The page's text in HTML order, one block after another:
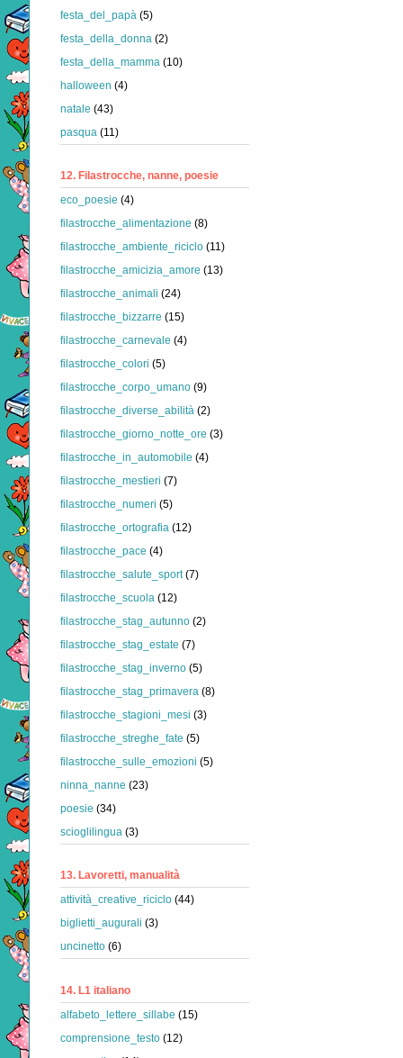
festa_del_papà (5)
festa_della_donna (2)
festa_della_mamma (10)
halloween (4)
natale (43)
pasqua (11)
12. Filastrocche, nanne, poesie
eco_poesie (4)
filastrocche_alimentazione (8)
filastrocche_ambiente_riciclo (11)
filastrocche_amicizia_amore (13)
filastrocche_animali (24)
filastrocche_bizzarre (15)
filastrocche_carnevale (4)
filastrocche_colori (5)
filastrocche_corpo_umano (9)
filastrocche_diverse_abilità (2)
filastrocche_giorno_notte_ore (3)
filastrocche_in_automobile (4)
filastrocche_mestieri (7)
filastrocche_numeri (5)
filastrocche_ortografia (12)
filastrocche_pace (4)
filastrocche_salute_sport (7)
filastrocche_scuola (12)
filastrocche_stag_autunno (2)
filastrocche_stag_estate (7)
filastrocche_stag_inverno (5)
filastrocche_stag_primavera (8)
filastrocche_stagioni_mesi (3)
filastrocche_streghe_fate (5)
filastrocche_sulle_emozioni (5)
ninna_nanne (23)
poesie (34)
scioglilingua (3)
13. Lavoretti, manualità
attività_creative_riciclo (44)
biglietti_augurali (3)
uncinetto (6)
14. L1 italiano
alfabeto_lettere_sillabe (15)
comprensione_testo (12)